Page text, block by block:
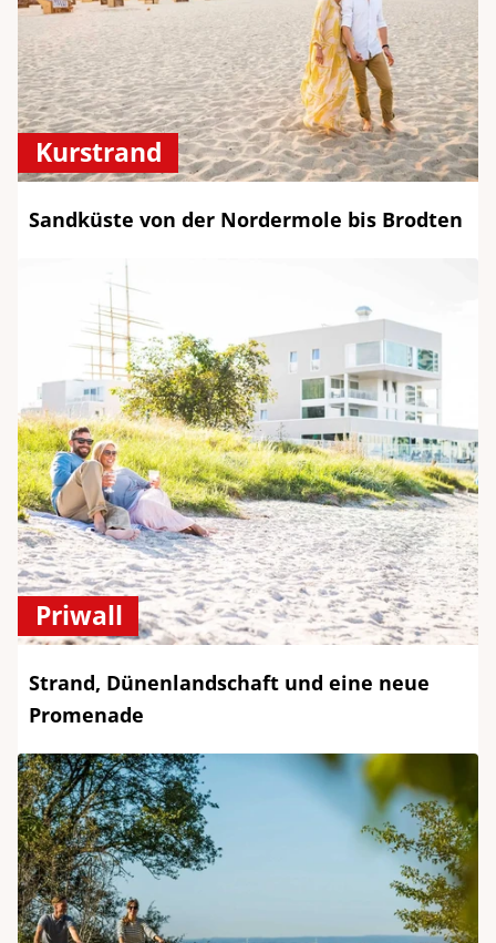
Kurstrand
Sandküste von der Nordermole bis Brodten
Priwall
Strand, Dünenlandschaft und eine neue
Promenade